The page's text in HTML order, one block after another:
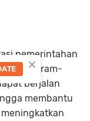
pemerintahan
program-
berjalan
membantu
×